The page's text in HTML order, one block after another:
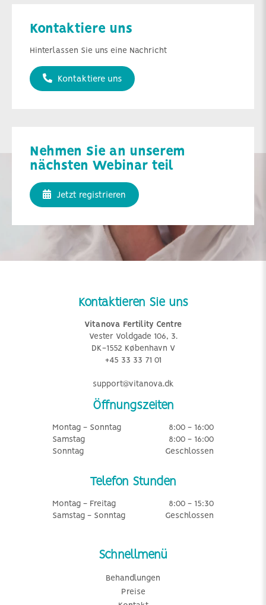
Kontaktiere uns
Hinterlassen Sie uns eine Nachricht
Kontaktiere uns
Nehmen Sie an unserem
nächsten Webinar teil
Jetzt registrieren
Kontaktieren Sie uns
Vitanova Fertility Centre
Vester Voldgade 106, 3.
DK-1552 København V
+45 33 33 71 01
support@vitanova.dk
Öffnungszeiten
Montag - Sonntag
8:00 - 16:00
Samstag
8:00 - 16:00
Sonntag
Geschlossen
Telefon Stunden
Montag - Freitag
8:00 - 15:30
Samstag - Sonntag
Geschlossen
Schnellmenü
Behandlungen
Preise